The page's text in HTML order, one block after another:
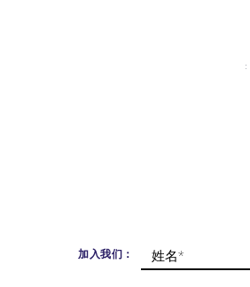
加入我们：